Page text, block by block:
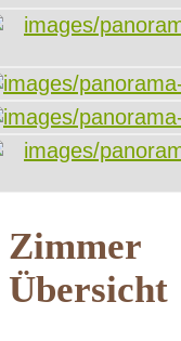
Zimmer
Übersicht